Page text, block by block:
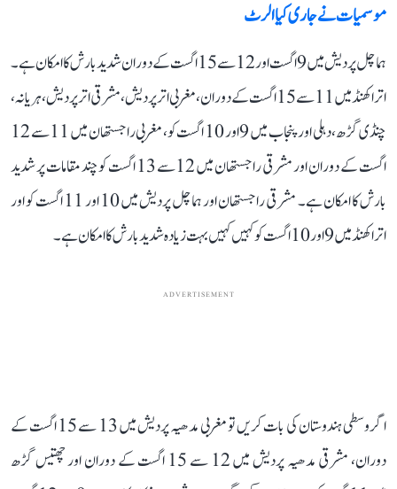
موسمیات نے جاری کیا الرٹ
ہماچل پردیش میں 9 اگست اور 12 سے 15 اگست کے دوران شدید بارش کا امکان ہے۔
اتراکھنڈ میں 11 سے 15 اگست کے دوران، مغربی اتر پردیش، مشرقی اتر پردیش، ہریانہ،
چنڈی گڑھ، دہلی اور پنجاب میں 9 اور 10 اگست کو، مغربی راجستھان میں 11 سے 12
اگست کے دوران اور مشرقی راجستھان میں 12 سے 13 اگست کو چند مقامات پر شدید
بارش کا امکان ہے۔ مشرقی راجستھان اور ہماچل پردیش میں 10 اور 11 اگست کو اور
اتراکھنڈ میں 9 اور 10 اگست کو کہیں کہیں بہت زیادہ شدید بارش کا امکان ہے۔
ADVERTISEMENT
اگر وسطی ہندوستان کی بات کریں تو مغربی مدھیہ پردیش میں 13 سے 15 اگست کے
دوران، مشرقی مدھیہ پردیش میں 12 سے 15 اگست کے دوران اور چھتیس گڑھ